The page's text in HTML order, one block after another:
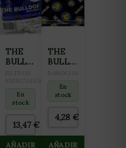
THE
BULLDOG
REGULAR
8mm
BOLSAS)
En
stock
13,47€
AÑADIR
THE
BULLDOG
METÁLICA
V2
En
stock
4,28€
AÑADIR